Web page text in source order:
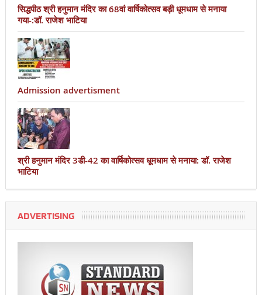
सिद्धपीठ श्री हनुमान मंदिर का 68वां वार्षिकोत्सव बड़ी धूमधाम से मनाया
गया-:डॉ. राजेश भाटिया
Admission advertisment
श्री हनुमान मंदिर 3डी-42 का वार्षिकोत्सव धूमधाम से मनाया: डॉ. राजेश
भाटिया
ADVERTISING